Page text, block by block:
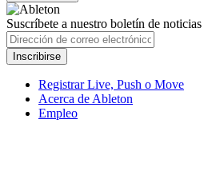
Suscríbete a nuestro boletín de noticias
Registrar Live, Push o Move
Acerca de Ableton
Empleo